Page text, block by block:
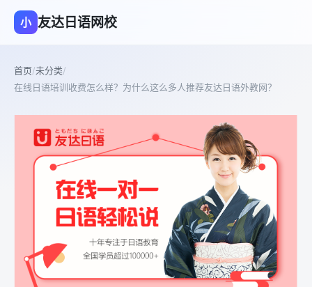
小 友达日语网校
首页/未分类/
在线日语培训收费怎么样？为什么这么多人推荐友达日语外教网？